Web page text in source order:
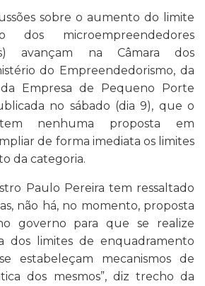
sobre o aumento do limite
dos microempreendedores
avançam na Câmara dos
do Empreendedorismo, da
Empresa de Pequeno Porte
no sábado (dia 9), que o
nenhuma proposta em
de forma imediata os limites
da categoria.
Paulo Pereira tem ressaltado
não há, no momento, proposta
governo para que se realize
dos limites de enquadramento
estabeleçam mecanismos de
dos mesmos”, diz trecho da